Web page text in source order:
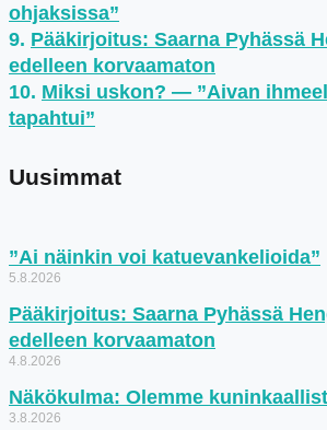
ohjaksissa”
Pääkirjoitus: Saarna Pyhässä
edelleen korvaamaton
Miksi uskon? — ”Aivan
tapahtui”
Uusimmat
”Ai näinkin voi katuevankelioida”
5.8.2026
Pääkirjoitus: Saarna Pyhässä
edelleen korvaamaton
4.8.2026
Näkökulma: Olemme
3.8.2026